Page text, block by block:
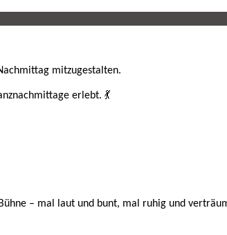
mitzugestalten.
erlebt. 💃
– mal laut und bunt, mal ruhig und